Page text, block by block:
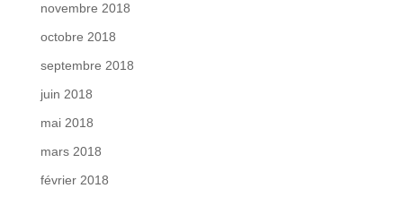
novembre 2018
octobre 2018
septembre 2018
juin 2018
mai 2018
mars 2018
février 2018